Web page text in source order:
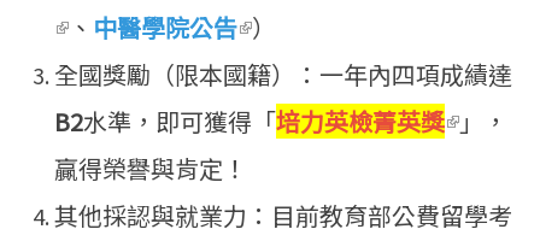
(link is external)
、 中醫學院公告(link is external)
）
全國獎勵（限本國籍）：一年內四項成績達
B2水準，即可獲得「培力英檢菁英獎(link is
」，
贏得榮譽與肯定！
其他採認與就業力：目前教育部公費留學考